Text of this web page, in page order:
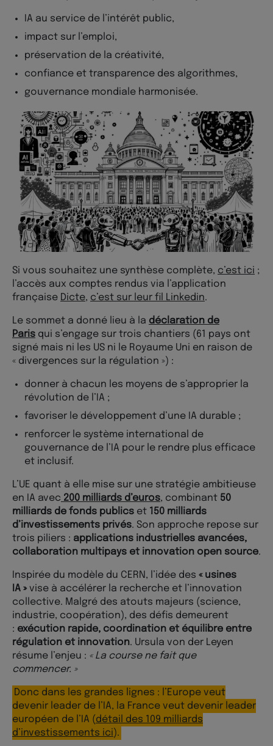
IA au service de l’intérêt public,
impact sur l’emploi,
préservation de la créativité,
confiance et transparence des algorithmes,
gouvernance mondiale harmonisée.
Si vous souhaitez une synthèse complète, c’est ici ;
l’accès aux comptes rendus via l’application
française Dicte, c’est sur leur fil Linkedin.
Le sommet a donné lieu à la déclaration de
Paris qui s’engage sur trois chantiers (61 pays ont
signé mais ni les US ni le Royaume Uni en raison de
« divergences sur la régulation ») :
donner à chacun les moyens de s’approprier la
révolution de l’IA ;
favoriser le développement d’une IA durable ;
renforcer le système international de
gouvernance de l’IA pour le rendre plus efficace
et inclusif.
L’UE quant à elle mise sur une stratégie ambitieuse
en IA avec 200 milliards d’euros, combinant 50
milliards de fonds publics et 150 milliards
d’investissements privés. Son approche repose sur
trois piliers : applications industrielles avancées,
collaboration multipays et innovation open source.
Inspirée du modèle du CERN, l’idée des « usines
IA » vise à accélérer la recherche et l’innovation
collective. Malgré des atouts majeurs (science,
industrie, coopération), des défis demeurent
: exécution rapide, coordination et équilibre entre
régulation et innovation. Ursula von der Leyen
résume l’enjeu : « La course ne fait que
commencer. »
Donc dans les grandes lignes : l’Europe veut
devenir leader de l’IA, la France veut devenir leader
européen de l’IA (détail des 109 milliards
d’investissements ici).